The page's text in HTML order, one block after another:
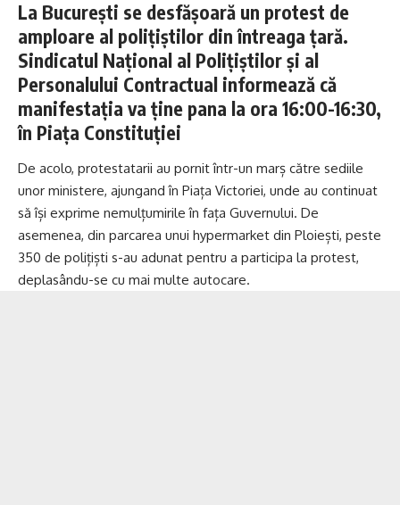
La București se desfășoară un protest de
amploare al polițiștilor din întreaga țară.
Sindicatul Național al Polițiștilor și al
Personalului Contractual informează că
manifestația va ține pana la ora 16:00-16:30,
în Piața Constituției
De acolo, protestatarii au pornit într-un marș către sediile
unor ministere, ajungand în Piața Victoriei, unde au continuat
să își exprime nemulțumirile în fața Guvernului. De
asemenea, din parcarea unui hypermarket din Ploiești, peste
350 de polițiști s-au adunat pentru a participa la protest,
deplasându-se cu mai multe autocare.